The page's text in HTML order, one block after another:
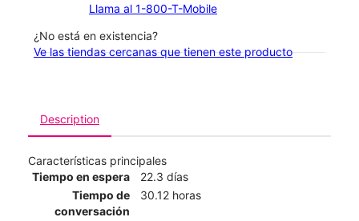
Llama al 1-800-T-Mobile
¿No está en existencia?
Ve las tiendas cercanas que tienen este producto
Description
Características principales
Tiempo en espera
22.3 días
Tiempo de
conversación
30.12 horas